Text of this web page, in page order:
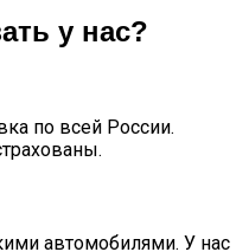
у нас?
по всей России.
автомобилями. У нас